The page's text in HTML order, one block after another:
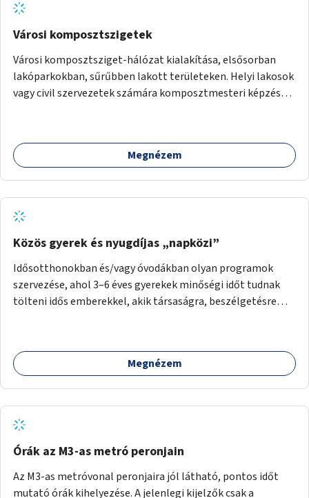
Városi komposztszigetek
Városi komposztsziget-hálózat kialakítása, elsősorban
lakóparkokban, sűrűbben lakott területeken. Helyi lakosok
vagy civil szervezetek számára komposztmesteri képzés
Megnézem
Közös gyerek és nyugdíjas „napközi”
Idősotthonokban és/vagy óvodákban olyan programok
szervezése, ahol 3–6 éves gyerekek minőségi időt tudnak
tölteni idős emberekkel, akik társaságra, beszélgetésre
Megnézem
Órák az M3-as metró peronjain
Az M3-as metróvonal peronjaira jól látható, pontos időt
mutató órák kihelyezése. A jelenlegi kijelzők csak a